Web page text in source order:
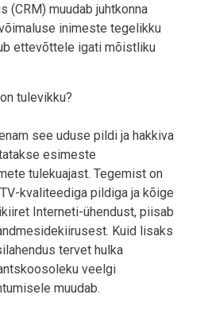
(CRM) muudab juhtkonna
inimeste tegelikku
ettevõttele igati mõistliku
tulevikku?
see uduse pildi ja hakkiva
esimeste
tulekuajast. Tegemist on
kvaliteediga pildiga ja kõige
Interneti-ühendust, piisab
Kuid lisaks
tervet hulka
veelgi
muudab.